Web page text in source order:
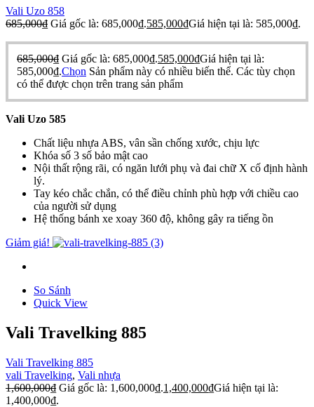
Vali Uzo 858
685,000₫ Giá gốc là: 685,000₫.585,000₫Giá hiện tại là: 585,000₫.
685,000₫ Giá gốc là: 685,000₫.585,000₫Giá hiện tại là:
585,000₫.Chọn Sản phẩm này có nhiều biến thể. Các tùy chọn
có thể được chọn trên trang sản phẩm
Vali Uzo 585
Chất liệu nhựa ABS, vân sần chống xước, chịu lực
Khóa số 3 số bảo mật cao
Nội thất rộng rãi, có ngăn lưới phụ và đai chữ X cố định hành
lý.
Tay kéo chắc chắn, có thể điều chỉnh phù hợp với chiều cao
của người sử dụng
Hệ thống bánh xe xoay 360 độ, không gây ra tiếng ồn
Giảm giá!
So Sánh
Quick View
Vali Travelking 885
Vali Travelking 885
vali Travelking, Vali nhựa
1,600,000₫ Giá gốc là: 1,600,000₫.1,400,000₫Giá hiện tại là:
1,400,000₫.